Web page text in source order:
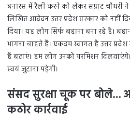
बनारस में रैली करने को लेकर सम्राट चौधरी
लिखित आवेदन उत्तर प्रदेश सरकार को नहीं
दिया। यह लोग सिर्फ बहाना बना रहे हैं।
भागना चाहते हैं। एकदम स्वागत है उत्तर
हैं बताएं। हम लोग उनको परमिशन
स्वयं जुटाना पड़ेगी।
संसद सुरक्षा चूक पर बोले…
कठोर कार्रवाई